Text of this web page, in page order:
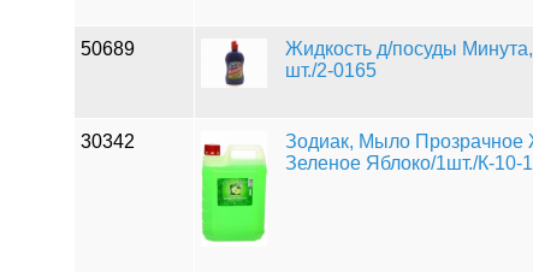
50689
Жидкость д/посуды
шт./2-0165
30342
Зодиак, Мыло Прозрачное
Зеленое Яблоко/1шт./К-10-1